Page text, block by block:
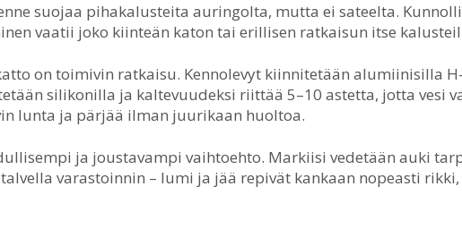
suojaa pihakalusteita auringolta, mutta ei sateelta.
vaatii joko kiinteän katon tai erillisen ratkaisun itse
on toimivin ratkaisu. Kennolevyt kiinnitetään alumiinisilla H-
silikonilla ja kaltevuudeksi riittää 5–10 astetta, jotta vesi
lunta ja pärjää ilman juurikaan huoltoa.
ja joustavampi vaihtoehto. Markiisi vedetään auki
varastoinnin – lumi ja jää repivät kankaan nopeasti rikki,